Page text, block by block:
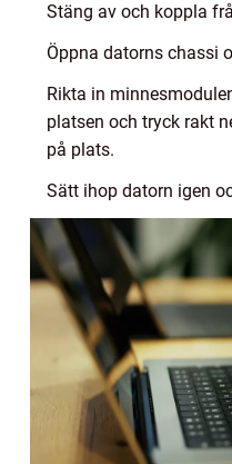
Stäng av och koppla
Öppna datorns chassi
Rikta in
platsen och tryck rakt
på plats.
Sätt ihop datorn igen